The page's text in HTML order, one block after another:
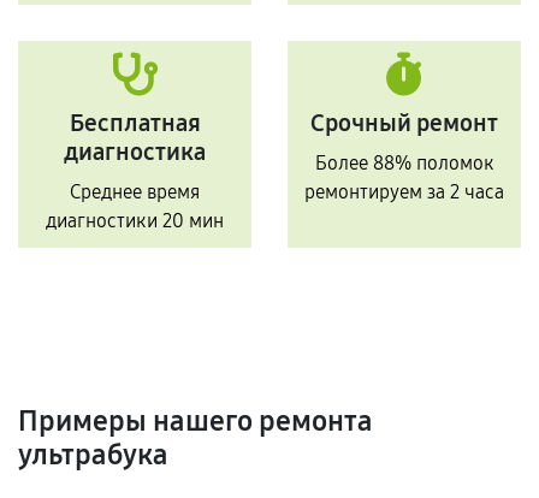
Бесплатная
диагностика
Среднее время
диагностики 20 мин
Срочный ремонт
Более 88% поломок
ремонтируем за 2 часа
Примеры нашего ремонта
ультрабука